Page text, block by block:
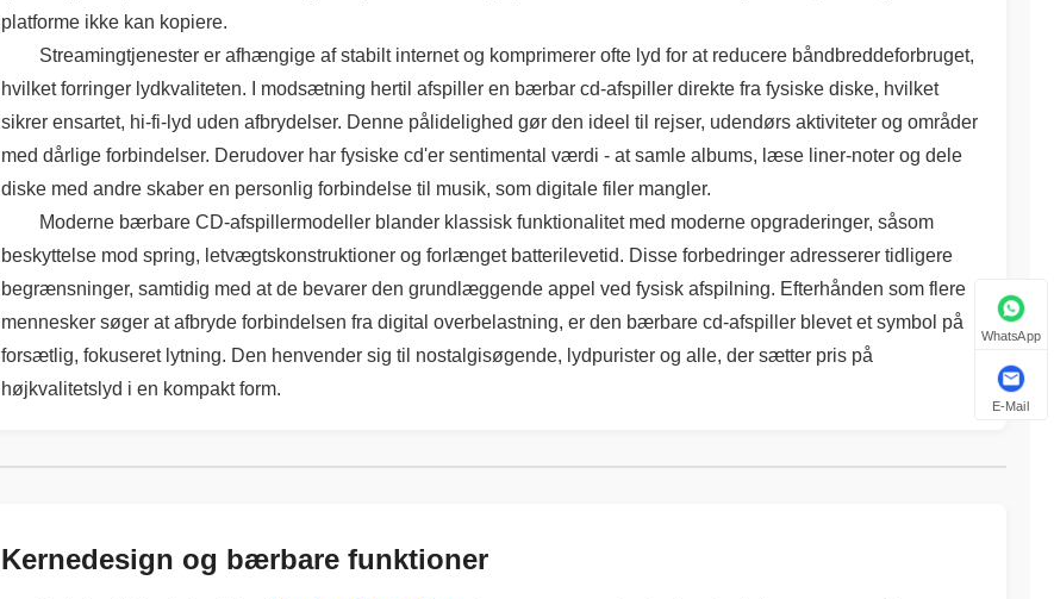
platforme ikke kan kopiere.
Streamingtjenester er afhængige af stabilt internet og komprimerer ofte lyd for at reducere båndbreddeforbruget,
hvilket forringer lydkvaliteten. I modsætning hertil afspiller en bærbar cd-afspiller direkte fra fysiske diske, hvilket
sikrer ensartet, hi-fi-lyd uden afbrydelser. Denne pålidelighed gør den ideel til rejser, udendørs aktiviteter og områder
med dårlige forbindelser. Derudover har fysiske cd'er sentimental værdi - at samle albums, læse liner-noter og dele
diske med andre skaber en personlig forbindelse til musik, som digitale filer mangler.
Moderne bærbare CD-afspillermodeller blander klassisk funktionalitet med moderne opgraderinger, såsom
beskyttelse mod spring, letvægtskonstruktioner og forlænget batterilevetid. Disse forbedringer adresserer tidligere
begrænsninger, samtidig med at de bevarer den grundlæggende appel ved fysisk afspilning. Efterhånden som flere
mennesker søger at afbryde forbindelsen fra digital overbelastning, er den bærbare cd-afspiller blevet et symbol på
forsætlig, fokuseret lytning. Den henvender sig til nostalgisøgende, lydpurister og alle, der sætter pris på
højkvalitetslyd i en kompakt form.
Kernedesign og bærbare funktioner
WhatsApp
E-Mail